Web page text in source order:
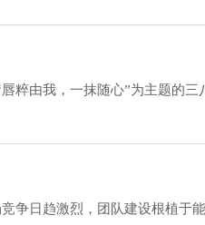
粹由我，一抹随心”为主题的三
争日趋激烈，团队建设根植于